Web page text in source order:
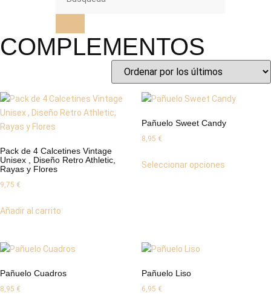
COMPLEMENTOS
Pack de 4 Calcetines Vintage
Unisex , Diseño Retro Athletic,
Rayas y Flores
9,75 €
Añadir al carrito
Pañuelo Sweet Candy
8,95 €
Seleccionar opciones
Pañuelo Cuadros
8,95 €
Pañuelo Liso
6,95 €